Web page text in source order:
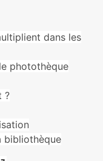
dans les
photothèque
?
bibliothèque